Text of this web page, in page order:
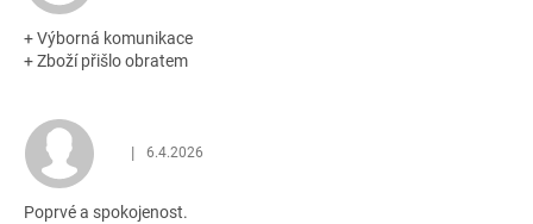
+ Výborná komunikace
+ Zboží přišlo obratem
Hodnocení obchodu je 5 z 5 hvězdiček.
| 6.4.2026
Poprvé a spokojenost.